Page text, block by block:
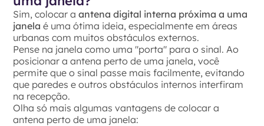
Sim, colocar aantena digital interna próxima a uma
janelaé uma ótima ideia, especialmente em áreas
urbanas com muitos obstáculos externos.
Pense na janela como uma "porta" para o sinal. Ao
posicionar a antena perto de uma janela, você
permite que o sinal passe mais facilmente, evitando
que paredes e outros obstáculos internos interfiram
na recepção.
Olha só mais algumas vantagens de colocar a
antena perto de uma janela: